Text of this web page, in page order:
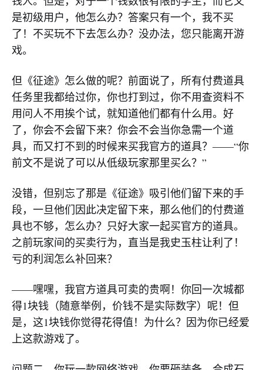
是初级用户，他怎么办？答案只有一个，我不买
了！不买玩不下去怎么办？没办法，您只能离开游
戏。
但《征途》怎么做的呢？前面说了，所有付费道具
任务里我都给过你，你也打到过，你不用查资料不
用问人不用挨个试，就知道他们都有什么用。好
了，你会不会留下来？你会不会当你急需一个道
具，而又打不到的时候来买我官方的道具？——“你
前文不是说了可以从低级玩家那里买么？”
没错，但别忘了那是《征途》吸引他们留下来的手
段，一旦他们因此决定留下来，那么他们的付费道
具也不够，怎么办？只好大家一起买官方的道具。
之前玩家间的买卖行为，直当是我史玉柱让利了！
亏的利润怎么补回来？
——嘿嘿，我官方道具可卖的贵啊！你回一次城都
得1块钱（随意举例，价钱不是实际数字）呢！但
是，这1块钱你觉得花得值！为什么？因为你已经爱
上这款游戏了。